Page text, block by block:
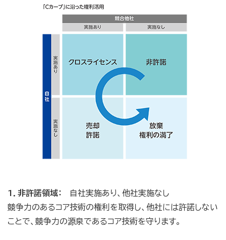
1．非許諾領域：
自社実施あり、他社実施なし
競争力のあるコア技術の権利を取得し、他社には許諾しない
ことで、競争力の源泉であるコア技術を守ります。